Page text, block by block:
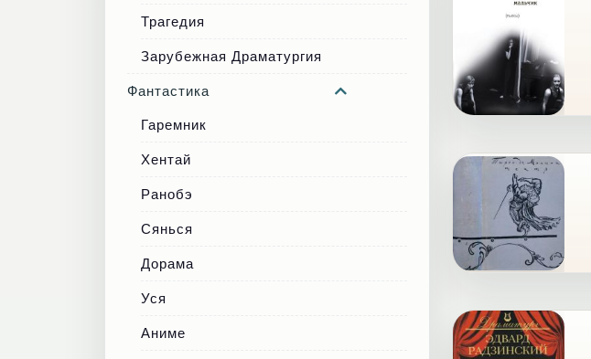
Трагедия
Зарубежная Драматургия
Фантастика
Гаремник
Хентай
Ранобэ
Сянься
Дорама
Уся
Аниме